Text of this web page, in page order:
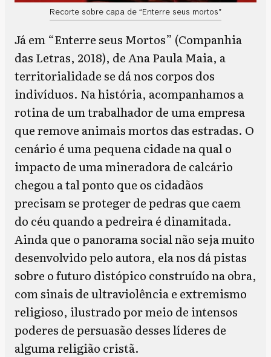
Recorte sobre capa de “Enterre seus mortos”
Já em “Enterre seus Mortos” (Companhia
das Letras, 2018), de Ana Paula Maia, a
territorialidade se dá nos corpos dos
indivíduos. Na história, acompanhamos a
rotina de um trabalhador de uma empresa
que remove animais mortos das estradas. O
cenário é uma pequena cidade na qual o
impacto de uma mineradora de calcário
chegou a tal ponto que os cidadãos
precisam se proteger de pedras que caem
do céu quando a pedreira é dinamitada.
Ainda que o panorama social não seja muito
desenvolvido pelo autora, ela nos dá pistas
sobre o futuro distópico construído na obra,
com sinais de ultraviolência e extremismo
religioso, ilustrado por meio de intensos
poderes de persuasão desses líderes de
alguma religião cristã.